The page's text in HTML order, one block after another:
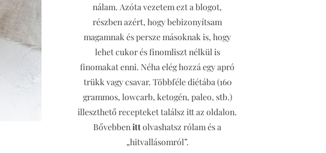
nálam. Azóta vezetem ezt a blogot,
részben azért, hogy bebizonyítsam
magamnak és persze másoknak is, hogy
lehet cukor és finomliszt nélkül is
finomakat enni. Néha elég hozzá egy apró
trükk vagy csavar. Többféle diétába (160
grammos, lowcarb, ketogén, paleo, stb.)
illeszthető recepteket találsz itt az oldalon.
Bővebbenittolvashatsz rólam és a
„hitvallásomról”.